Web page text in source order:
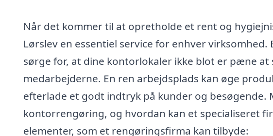
Når det kommer til at opretholde et rent og
Lørslev en essentiel service for enhver
sørge for, at dine kontorlokaler ikke blot er pæne at
medarbejderne. En ren arbejdsplads kan øge
efterlade et godt indtryk på kunder og
kontorrengøring, og hvordan kan et specialiseret
elementer, som et rengøringsfirma kan tilbyde: